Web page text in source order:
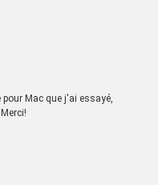
Mac que j'ai essayé,